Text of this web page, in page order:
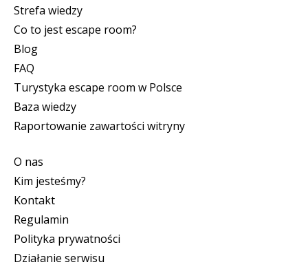
Strefa wiedzy
Co to jest escape room?
Blog
FAQ
Turystyka escape room w Polsce
Baza wiedzy
Raportowanie zawartości witryny
O nas
Kim jesteśmy?
Kontakt
Regulamin
Polityka prywatności
Działanie serwisu